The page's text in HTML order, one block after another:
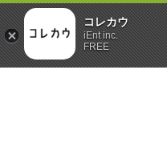
コレカウ
iEnt inc.
FREE